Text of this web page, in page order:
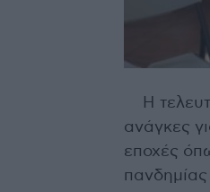
Η
ανάγκες
εποχές
πανδημίας